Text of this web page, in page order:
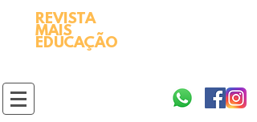
REVISTA
MAIS
EDUCAÇÃO